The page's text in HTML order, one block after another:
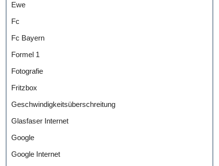
Ewe
Fc
Fc Bayern
Formel 1
Fotografie
Fritzbox
Geschwindigkeitsüberschreitung
Glasfaser Internet
Google
Google Internet